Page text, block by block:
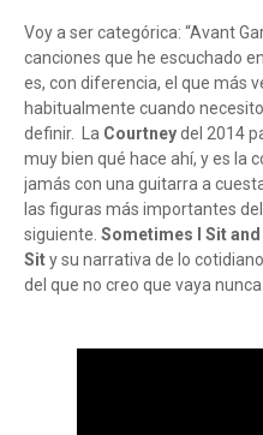
Voy a ser categórica: “Avant
canciones que he escuchado
es, con diferencia, el que más
habitualmente cuando
definir. La Courtneydel 2014
muy bien qué hace ahí, y es la
jamás con una guitarra a
las figuras más importantes
siguiente. Sometimes I Sit
Sity su narrativa de lo
del que no creo que vaya